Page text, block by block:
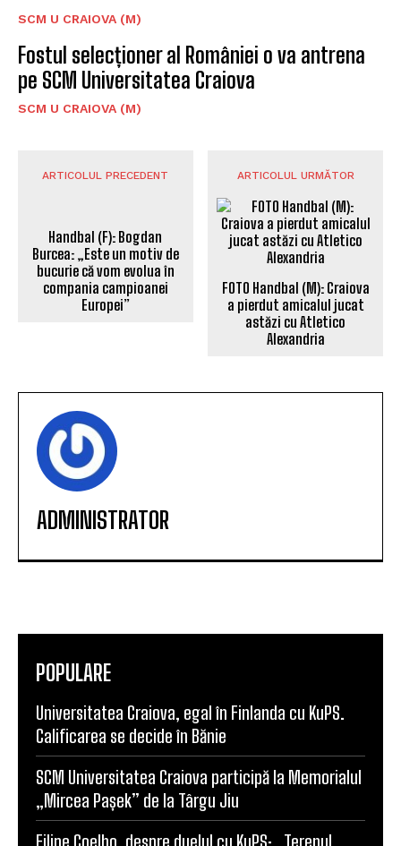
SCM U CRAIOVA (M)
Fostul selecționer al României o va antrena
pe SCM Universitatea Craiova
SCM U CRAIOVA (M)
ARTICOLUL PRECEDENT
Handbal (F): Bogdan
ARTICOLUL URMĂTOR
FOTO Handbal (M): Craiova
a pierdut amicalul jucat
astăzi cu Atletico
Alexandria
ADMINISTRATOR
POPULARE
Universitatea Craiova, egal în Finlanda cu KuPS.
Calificarea se decide în Bănie
SCM Universitatea Craiova participă la Memorialul
„Mircea Pașek” de la Târgu Jiu